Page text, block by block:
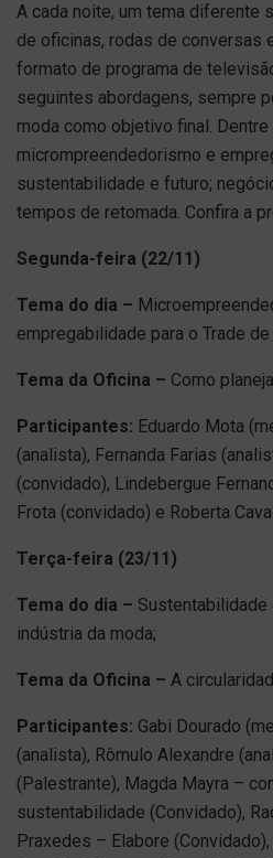
A cada noite, um tema diferente
de oficinas, rodas de conversas
formato de programa de
seguintes abordagens, sempre
moda como objetivo final.
micrompreendedorismo e
sustentabilidade e futuro;
tempos de retomada. Confira a
Segunda-feira (22/11)
Tema do dia –
empregabilidade para o Trade de
Tema da Oficina – Como
Participantes: Eduardo Mota
(analista), Fernanda Farias
(convidado), Lindebergue
Frota (convidado) e Roberta
Terça-feira (23/11)
Tema do dia – Sustentabilidade
indústria da moda;
Tema da Oficina – A
Participantes: Gabi Dourado
(analista), Rômulo Alexandre
(Palestrante), Magda Mayra –
sustentabilidade (Convidado),
Praxedes – Elabore